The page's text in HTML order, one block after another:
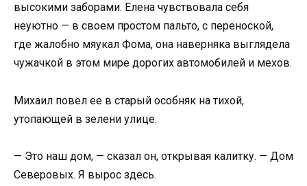
высокими заборами. Елена чувствовала себя
неуютно — в своем простом пальто, с переноской,
где жалобно мяукал Фома, она наверняка выглядела
чужачкой в этом мире дорогих автомобилей и мехов.
Михаил повел ее в старый особняк на тихой,
утопающей в зелени улице.
— Это наш дом, — сказал он, открывая калитку. — Дом
Северовых. Я вырос здесь.